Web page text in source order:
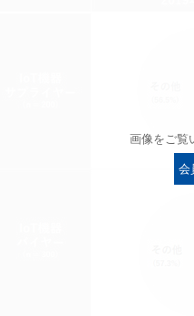
画像をご覧
会